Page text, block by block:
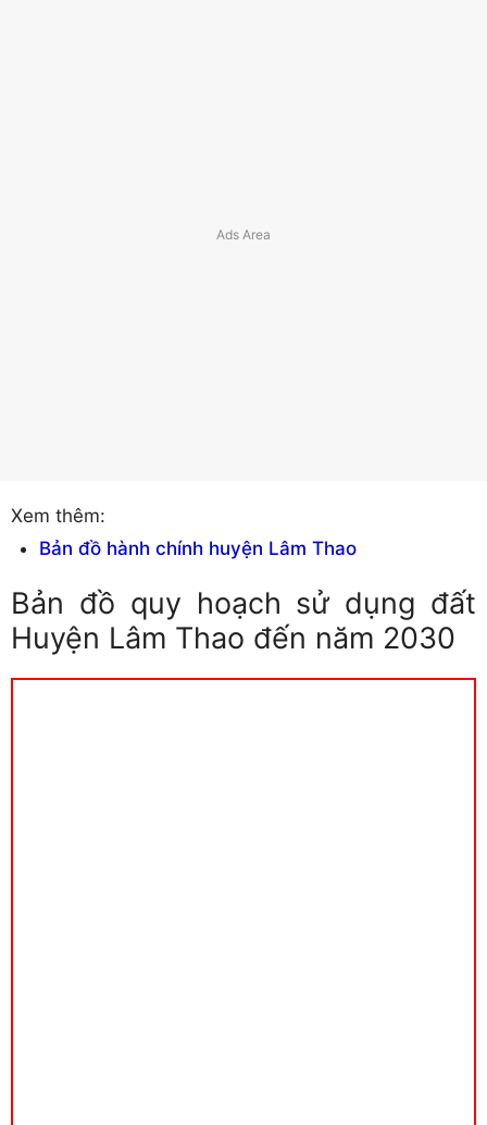
Xem thêm:
Bản đồ hành chính huyện Lâm Thao
Bản đồ quy hoạch sử dụng đất
Huyện Lâm Thao đến năm 2030